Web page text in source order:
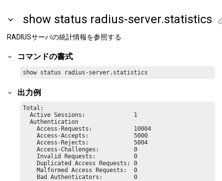
show status radius-server.statistics
RADIUSサーバの統計情報を参照する
コマンドの書式
show status radius-server.statistics
出力例
Total:
  Active Sessions:              1
  Authentication
    Access-Requests:            10004
    Access-Accepts:             5000
    Access-Rejects:             5004
    Access-Challenges:          0
    Invalid Requests:           0
    Duplicated Access Requests: 0
    Malformed Access Requests:  0
    Bad Authenticators:         0